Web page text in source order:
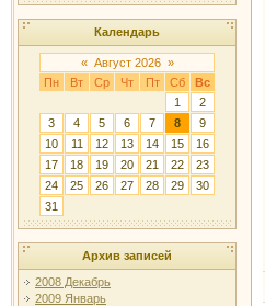
Календарь
« Август 2026 »
Пн
Вт Ср Чт Пт Сб
Вс
1
2
3
4 5 6 7 8
9
10
11 12 13 14 15
16
17
18 19 20 21 22
23
24
25 26 27 28 29
30
31
Архив записей
2008 Декабрь
2009 Январь